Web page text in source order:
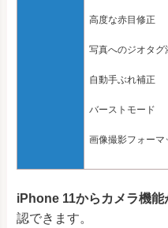
高度な赤目修正
写真へのジオタグ
自動手ぶれ補正
バーストモード
画像撮影フォーマ
iPhone 11からカメラ機能
認できます。